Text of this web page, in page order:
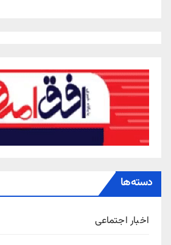
دسته‌ها
اخبار اجتماعی